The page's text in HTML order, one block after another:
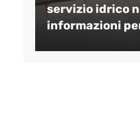
servizio idrico
informazioni